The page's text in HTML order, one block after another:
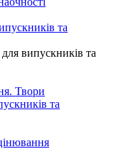
та
випускників та
Твори
та